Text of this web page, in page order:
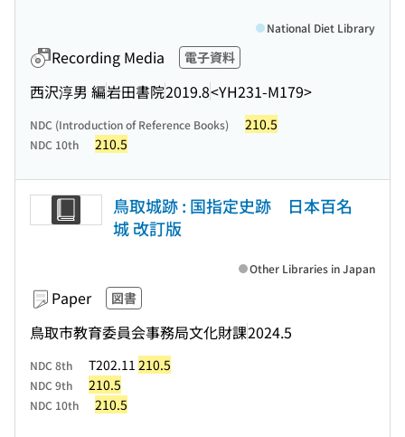
Recording Media 電子資料
西沢淳男 編岩田書院2019.8<YH231-M179>
National Diet Library
NDC (Introduction of Reference Books) 210.5
NDC 10th 210.5
鳥取城跡 : 国指定史跡 日本百名
城 改訂版
Paper 図書
鳥取市教育委員会事務局文化財課2024.5
Other Libraries in Japan
NDC 8th T202.11 210.5
NDC 9th 210.5
NDC 10th 210.5